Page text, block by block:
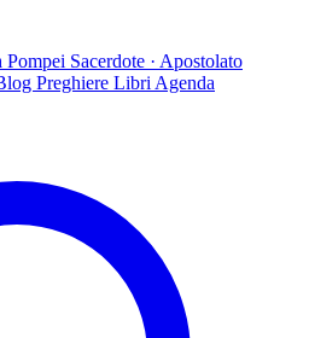
Pompei Sacerdote · Apostolato
Preghiere Libri Agenda